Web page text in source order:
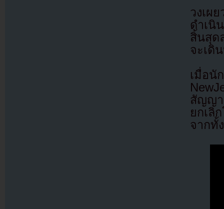
วงเผ
ดำเนิ
สิ้นสุด
จะเดิ
เมื่อนั
สัญญา
ยกเลิ
จากทั้